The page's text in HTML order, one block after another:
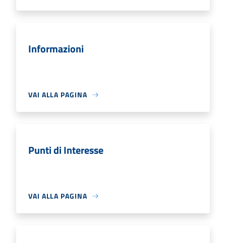
Informazioni
VAI ALLA PAGINA
Punti di Interesse
VAI ALLA PAGINA